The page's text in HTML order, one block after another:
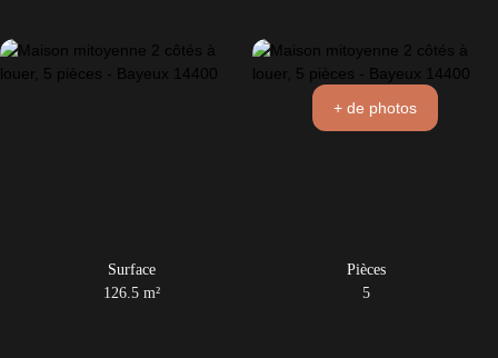
+ de photos
Surface
126.5 m²
Pièces
5